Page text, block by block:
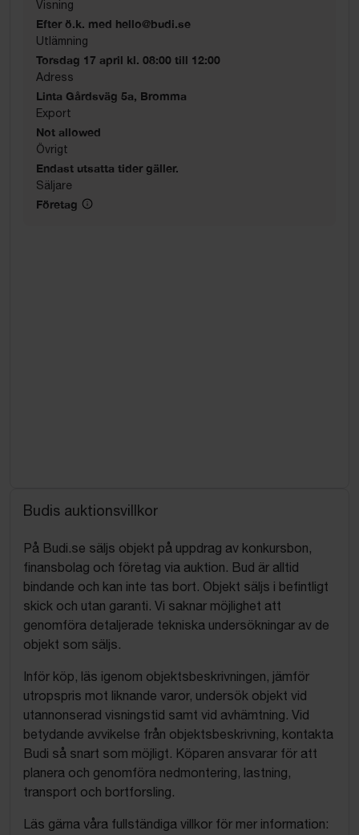
Visning
Efter ö.k. med hello@budi.se
Utlämning
Torsdag 17 april kl. 08:00 till 12:00
Adress
Linta Gårdsväg 5a, Bromma
Export
Not allowed
Övrigt
Endast utsatta tider gäller.
Säljare
Företag
Budis auktionsvillkor
På Budi.se säljs objekt på uppdrag av konkursbon,
finansbolag och företag via auktion. Bud är alltid
bindande och kan inte tas bort. Objekt säljs i befintligt
skick och utan garanti. Vi saknar möjlighet att
genomföra detaljerade tekniska undersökningar av de
objekt som säljs.
Inför köp, läs igenom objektsbeskrivningen, jämför
utropspris mot liknande varor, undersök objekt vid
utannonserad visningstid samt vid avhämtning. Vid
betydande avvikelse från objektsbeskrivning, kontakta
Budi så snart som möjligt. Köparen ansvarar för att
planera och genomföra nedmontering, lastning,
transport och bortforsling.
Läs gärna våra fullständiga villkor för mer information: